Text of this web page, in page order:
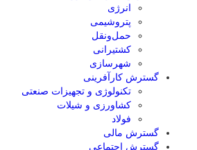
انرژی
پتروشیمی
حمل‌و‌نقل
کشتیرانی
شهرسازی
گسترش کارآفرینی
تکنولوژی و تجهیزات صنعتی
کشاورزی و شیلات
فولاد
گسترش مالی
گسترش اجتماعی